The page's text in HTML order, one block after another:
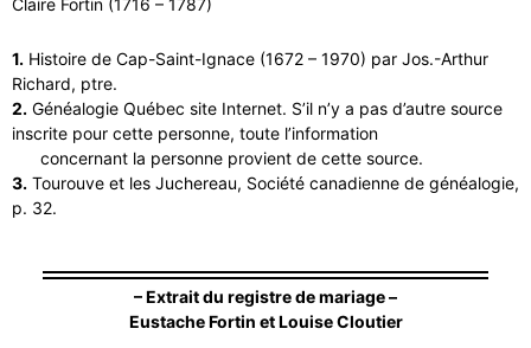
Claire Fortin (1716 – 1787)
1. Histoire de Cap-Saint-Ignace (1672 – 1970) par Jos.-Arthur
Richard, ptre.
2. Généalogie Québec site Internet. S’il n’y a pas d’autre source
inscrite pour cette personne, toute l’information
concernant la personne provient de cette source.
3. Tourouve et les Juchereau, Société canadienne de généalogie,
p. 32.
– Extrait du registre de mariage –
Eustache Fortin et Louise Cloutier